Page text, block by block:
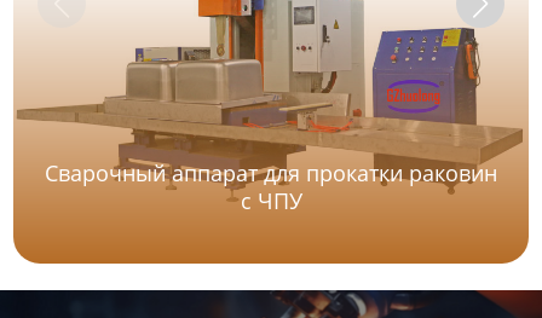
Сварочный аппарат для прокатки раковин
с ЧПУ